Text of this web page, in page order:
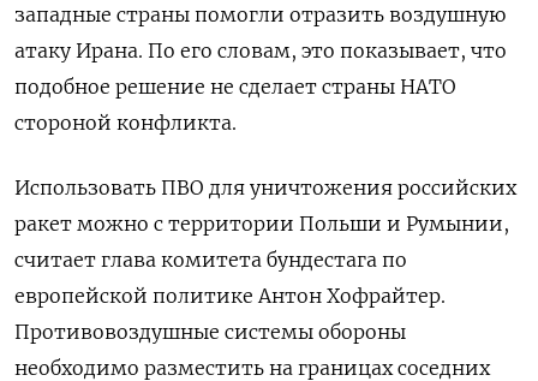
западные страны помогли отразить воздушную
атаку Ирана. По его словам, это показывает, что
подобное решение не сделает страны НАТО
стороной конфликта.
Использовать ПВО для уничтожения российских
ракет можно с территории Польши и Румынии,
считает глава комитета бундестага по
европейской политике Антон Хофрайтер.
Противовоздушные системы обороны
необходимо разместить на границах соседних